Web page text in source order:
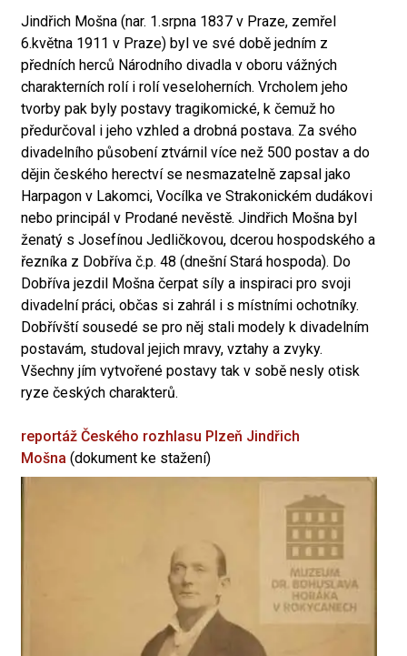
Jindřich Mošna (nar. 1.srpna 1837 v Praze, zemřel
6.května 1911 v Praze) byl ve své době jedním z
předních herců Národního divadla v oboru vážných
charakterních rolí i rolí veseloherních. Vrcholem jeho
tvorby pak byly postavy tragikomické, k čemuž ho
předurčoval i jeho vzhled a drobná postava. Za svého
divadelního působení ztvárnil více než 500 postav a do
dějin českého herectví se nesmazatelně zapsal jako
Harpagon v Lakomci, Vocílka ve Strakonickém dudákovi
nebo principál v Prodané nevěstě. Jindřich Mošna byl
ženatý s Josefínou Jedličkovou, dcerou hospodského a
řezníka z Dobříva č.p. 48 (dnešní Stará hospoda). Do
Dobříva jezdil Mošna čerpat síly a inspiraci pro svoji
divadelní práci, občas si zahrál i s místními ochotníky.
Dobřívští sousedé se pro něj stali modely k divadelním
postavám, studoval jejich mravy, vztahy a zvyky.
Všechny jím vytvořené postavy tak v sobě nesly otisk
ryze českých charakterů.
reportáž Českého rozhlasu Plzeň Jindřich
Mošna (dokument ke stažení)